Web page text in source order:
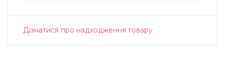
Блискітки (пісок для нігтів)
Дізнатися про надходження товару